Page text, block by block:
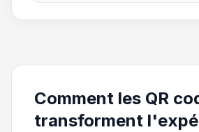
Comment les QR
transforment